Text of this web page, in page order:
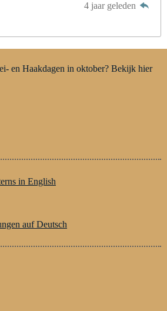
4 jaar geleden
en Haakdagen in oktober? Bekijk hier
in English
auf Deutsch